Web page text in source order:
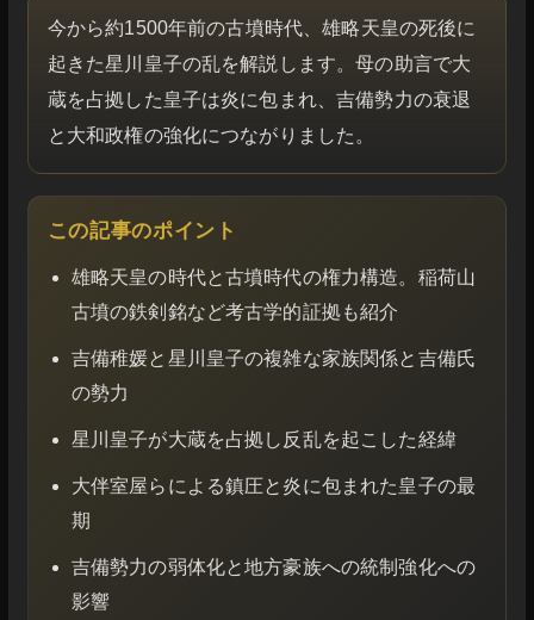
今から約1500年前の古墳時代、雄略天皇の死後に
起きた星川皇子の乱を解説します。母の助言で大
蔵を占拠した皇子は炎に包まれ、吉備勢力の衰退
と大和政権の強化につながりました。
この記事のポイント
雄略天皇の時代と古墳時代の権力構造。稲荷山
古墳の鉄剣銘など考古学的証拠も紹介
吉備稚媛と星川皇子の複雑な家族関係と吉備氏
の勢力
星川皇子が大蔵を占拠し反乱を起こした経緯
大伴室屋らによる鎮圧と炎に包まれた皇子の最
期
吉備勢力の弱体化と地方豪族への統制強化への
影響